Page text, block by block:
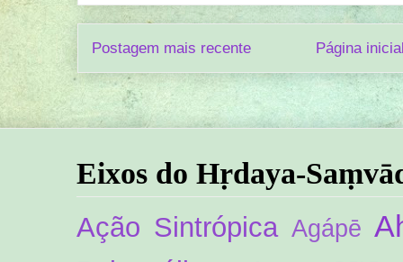
Postagem mais recente Página
Eixos do Hṛdaya-
Ação Sintrópica Agápē